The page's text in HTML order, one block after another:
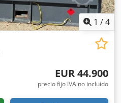
1 /4
EUR 44.900
precio fijo IVA no incluído